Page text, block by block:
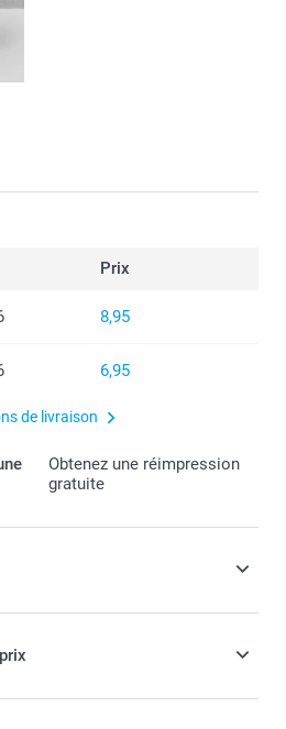
Prix
8,95
6,95
de livraison
Obtenez une réimpression
gratuite
de Noël